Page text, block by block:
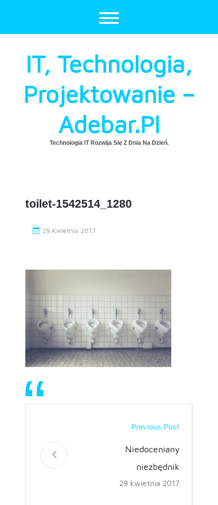
IT, Technologia,
Projektowanie –
Adebar.pl
Technologia IT Rozwija Się Z Dnia Na Dzień.
toilet-1542514_1280
29 Kwietnia 2017
Previous Post
Niedoceniany
niezbędnik
29 kwietnia 2017